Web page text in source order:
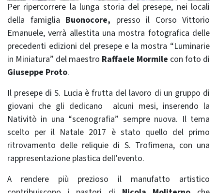
Per ripercorrere la lunga storia del presepe, nei locali
della famiglia Buonocore, presso il Corso Vittorio
Emanuele, verrà allestita una mostra fotografica delle
precedenti edizioni del presepe e la mostra “Luminarie
in Miniatura” del maestro Raffaele Mormile con foto di
Giuseppe Proto.
Il presepe di S. Lucia è frutta del lavoro di un gruppo di
giovani che gli dedicano alcuni mesi, inserendo la
Nativitò in una “scenografia” sempre nuova. Il tema
scelto per il Natale 2017 è stato quello del primo
ritrovamento delle reliquie di S. Trofimena, con una
rappresentazione plastica dell’evento.
A rendere più prezioso il manufatto artistico